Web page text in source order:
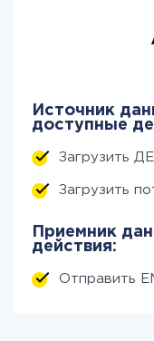
Источник
доступные
Загрузить
Загрузить
Приемник
действия:
Отправить